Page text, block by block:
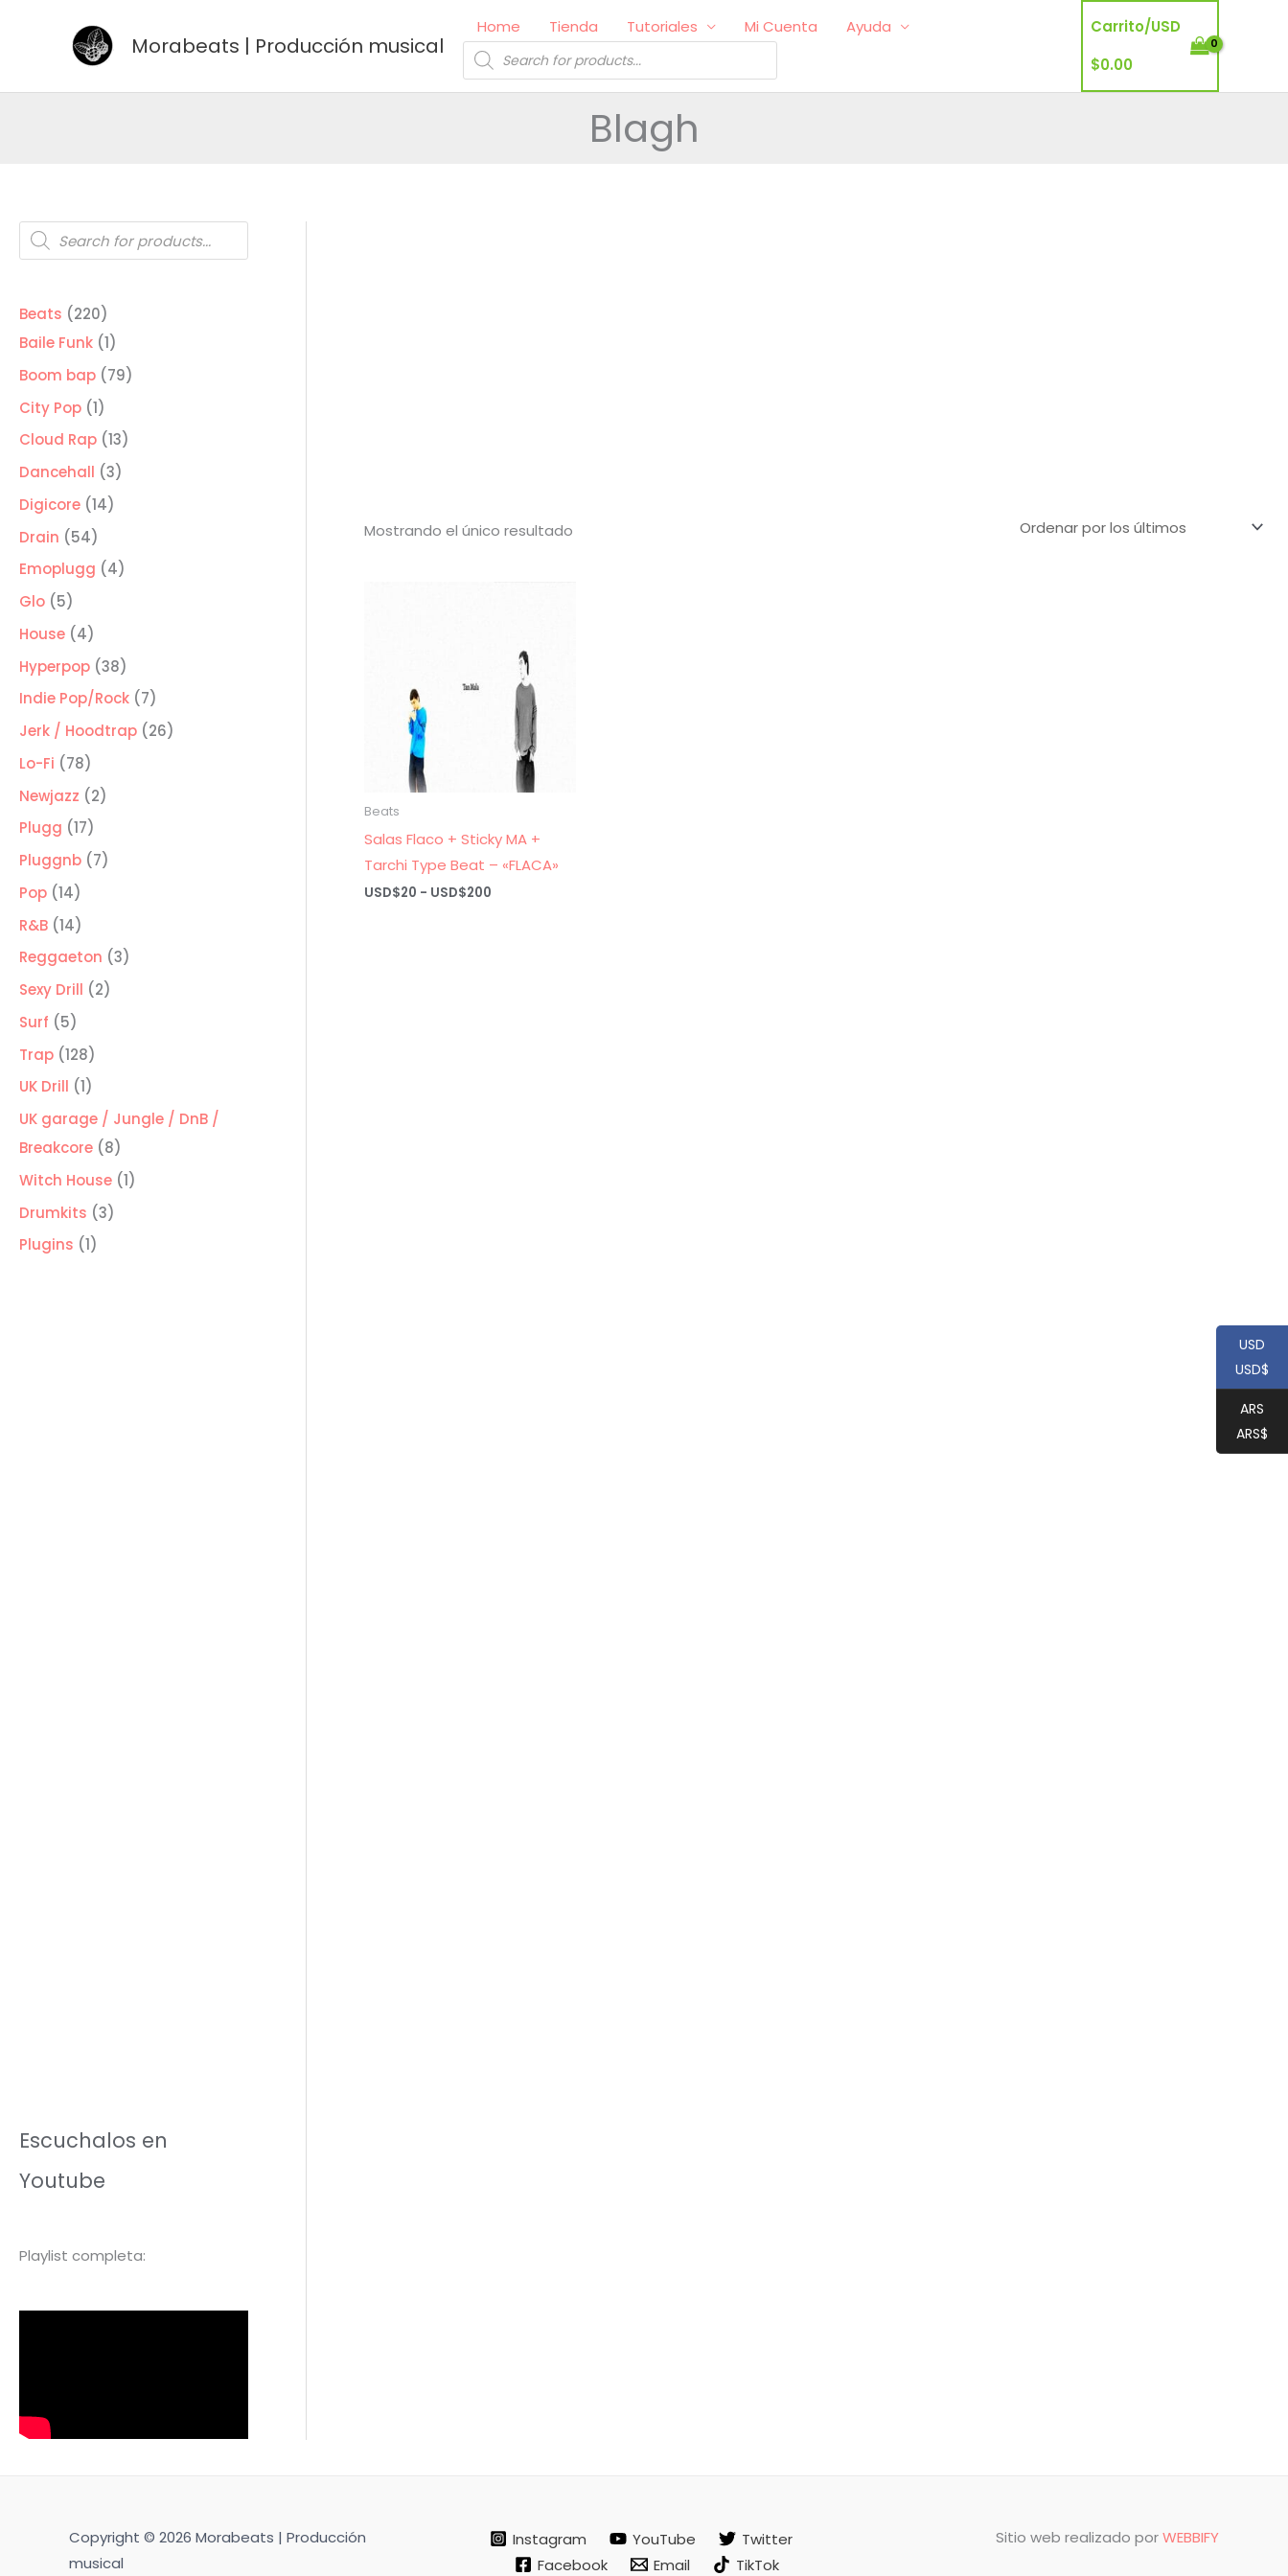
Morabeats | Producción musical
Home Tienda Tutoriales Mi Cuenta
Ayuda
Búsqueda
de
productos
Carrito/USD
$0.00
Blagh
Búsqueda
de
productos
Beats 220220
productos
Baile Funk 11
producto
Boom bap 7979
City Pop 11
producto
Cloud Rap 1313
Dancehall 33
Digicore 1414
Drain 5454
productos
Emoplugg 44
Glo 55
productos
House 44
productos
Hyperpop 3838
productos
Indie Pop/Rock 77
productos
Jerk / Hoodtrap 2626
Lo-Fi 7878
productos
Newjazz 22
Plugg 1717
productos
Pluggnb 77
Pop 1414
productos
R&B 1414
productos
Reggaeton 33
Sexy Drill 22
Surf 55
productos
Trap 128128
productos
UK Drill 11
producto
UK garage / Jungle / DnB /
Breakcore
88
productos
Witch House 11
Drumkits 33
Plugins 11
Escuchalos en
Youtube
Playlist completa:
Mostrando el único resultado
Beats
Salas Flaco + Sticky MA +
Tarchi Type Beat – «FLACA»
USD$20 - USD$200Rango
Copyright © 2026 Morabeats | Producción
musical
Instagram YouTube
Twitter
Facebook
Email TikTok
Sitio web realizado porWEBBIFY
USD
USD$
ARS
ARS$